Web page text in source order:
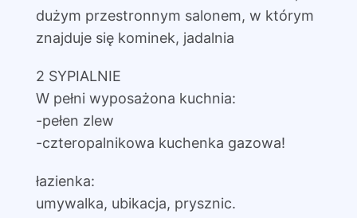
dużym przestronnym salonem, w którym
znajduje się kominek, jadalnia
2 SYPIALNIE
W pełni wyposażona kuchnia:
-pełen zlew
-czteropalnikowa kuchenka gazowa!
łazienka:
umywalka, ubikacja, prysznic.